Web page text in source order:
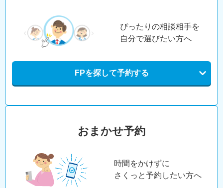
ぴったりの相談相手を
自分で選びたい方へ
FPを探して予約する
おまかせ予約
時間をかけずに
さくっと予約したい方へ